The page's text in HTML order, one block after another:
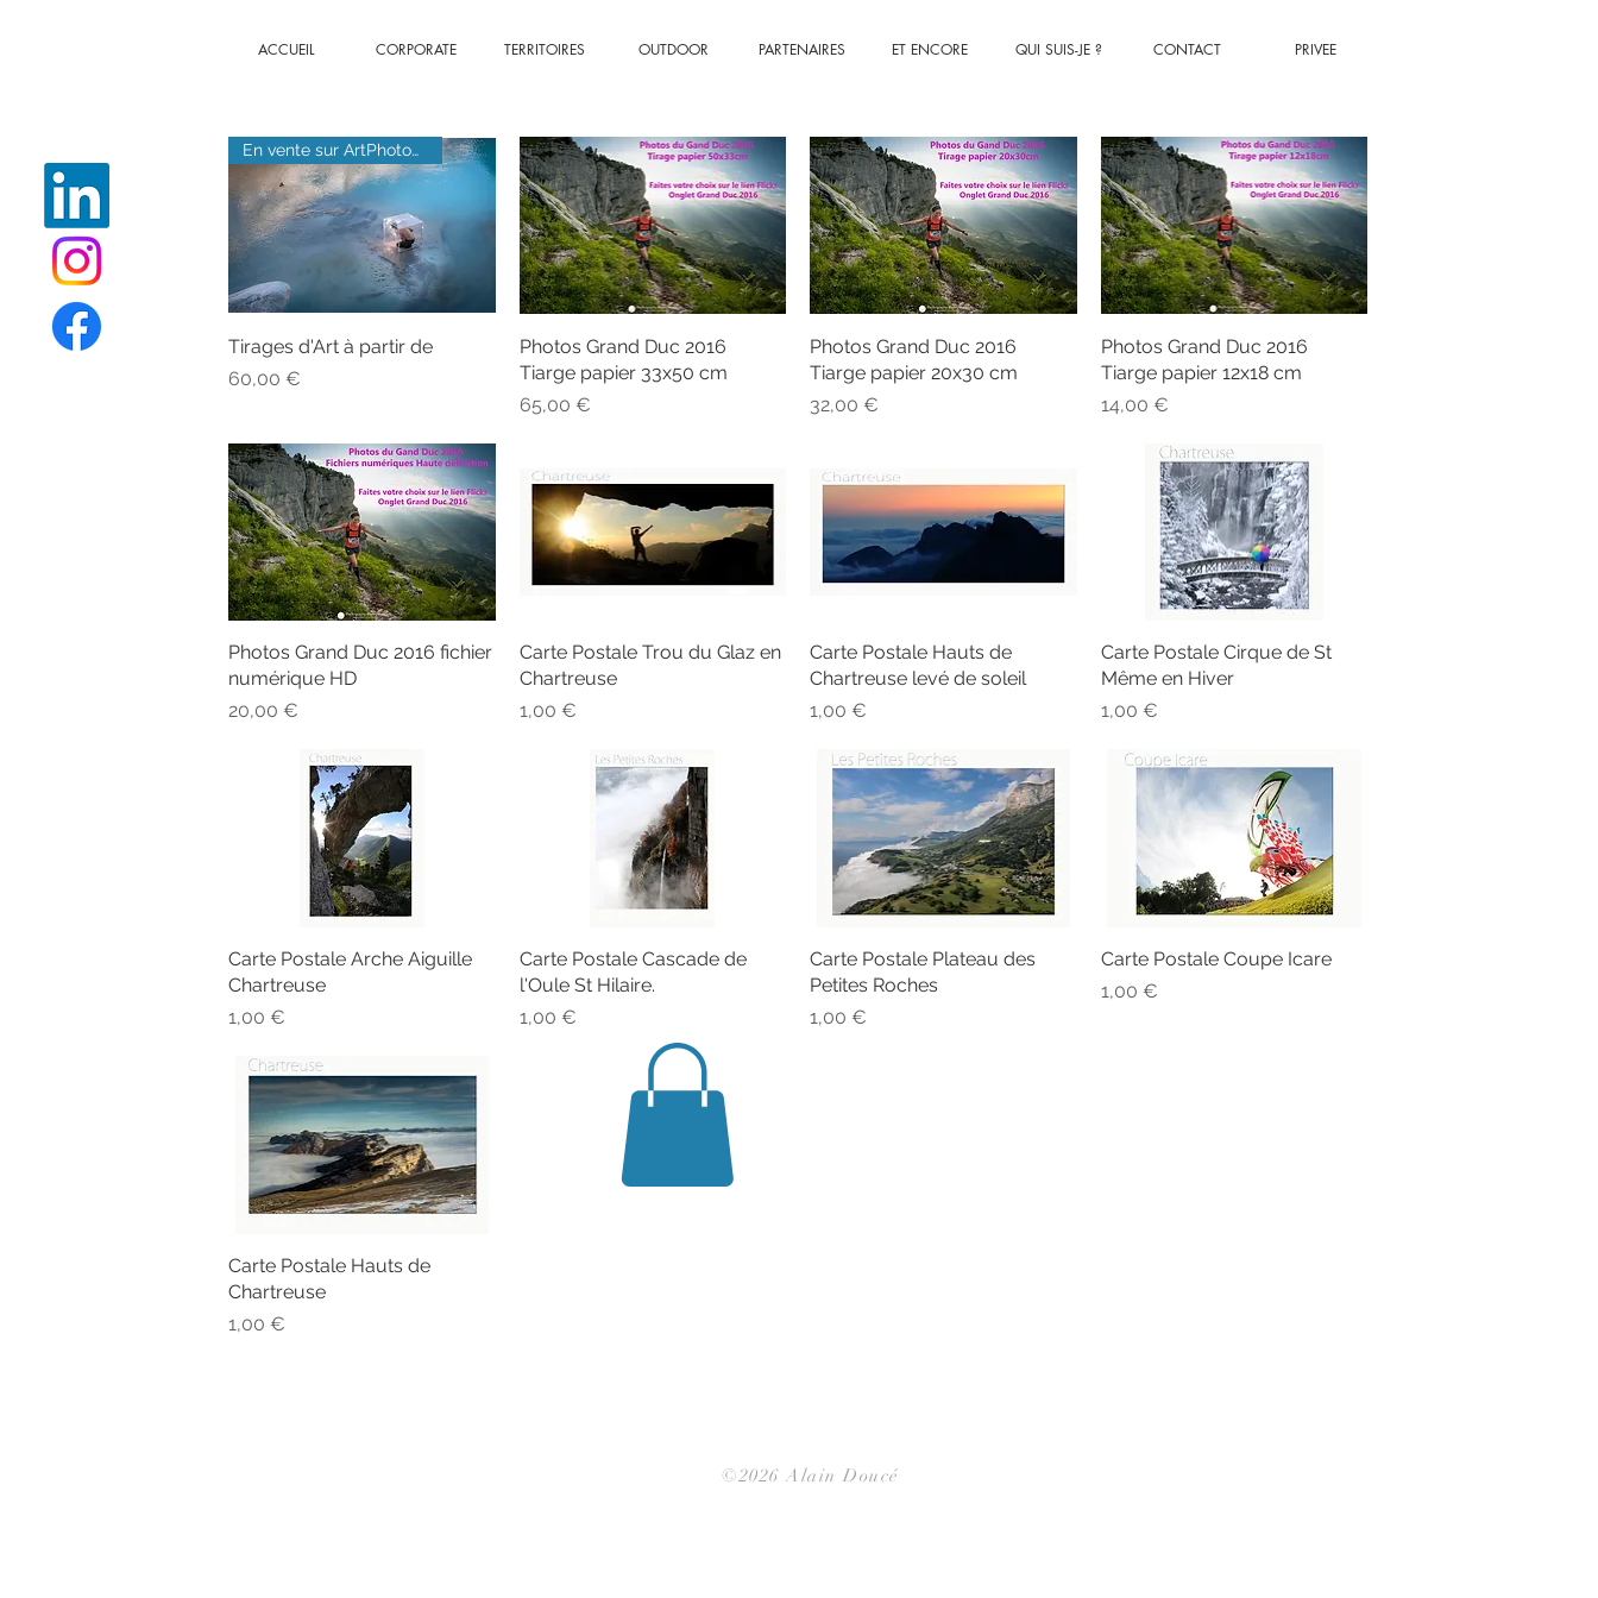
ACCUEIL CORPORATE TERRITOIRES OUTDOOR PARTENAIRES ET ENCORE QUI SUIS-JE ? CONTACT PRIVEE
Aperçu rapide
En vente sur ArtPhotoLimited
Tirages d'Art à partir de
Prix
60,00 €
Aperçu rapide
Photos Grand Duc 2016
Tiarge papier 33x50 cm
Prix
65,00 €
Aperçu rapide
Photos Grand Duc 2016
Tiarge papier 20x30 cm
Prix
32,00 €
Aperçu rapide
Photos Grand Duc 2016
Tiarge papier 12x18 cm
Prix
14,00 €
Aperçu rapide
Photos Grand Duc 2016 fichier
numérique HD
Prix
20,00 €
Aperçu rapide
Carte Postale Trou du Glaz en
Chartreuse
Prix
1,00 €
Aperçu rapide
Carte Postale Hauts de
Chartreuse levé de soleil
Prix
1,00 €
Aperçu rapide
Carte Postale Cirque de St
Même en Hiver
Prix
1,00 €
Aperçu rapide
Carte Postale Arche Aiguille
Chartreuse
Prix
1,00 €
Aperçu rapide
Carte Postale Cascade de
l'Oule St Hilaire.
Prix
1,00 €
Aperçu rapide
Carte Postale Plateau des
Petites Roches
Prix
1,00 €
Aperçu rapide
Carte Postale Coupe Icare
Prix
1,00 €
Aperçu rapide
Carte Postale Hauts de
Chartreuse
Prix
1,00 €
©2026 Alain Doucé